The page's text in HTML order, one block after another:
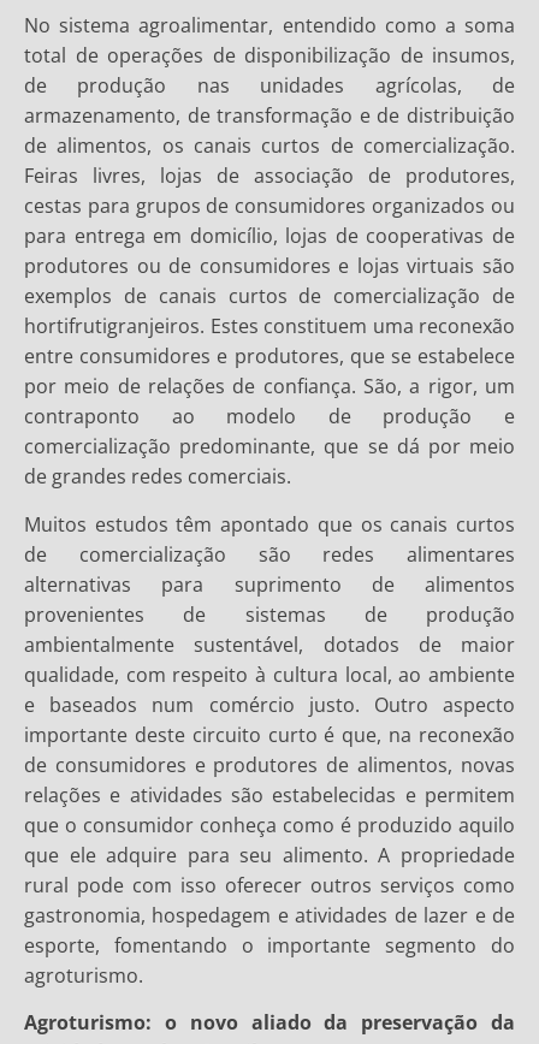
No sistema agroalimentar, entendido como a soma
total de operações de disponibilização de insumos,
de produção nas unidades agrícolas, de
armazenamento, de transformação e de distribuição
de alimentos, os canais curtos de comercialização.
Feiras livres, lojas de associação de produtores,
cestas para grupos de consumidores organizados ou
para entrega em domicílio, lojas de cooperativas de
produtores ou de consumidores e lojas virtuais são
exemplos de canais curtos de comercialização de
hortifrutigranjeiros. Estes constituem uma reconexão
entre consumidores e produtores, que se estabelece
por meio de relações de confiança. São, a rigor, um
contraponto ao modelo de produção e
comercialização predominante, que se dá por meio
de grandes redes comerciais.
Muitos estudos têm apontado que os canais curtos
de comercialização são redes alimentares
alternativas para suprimento de alimentos
provenientes de sistemas de produção
ambientalmente sustentável, dotados de maior
qualidade, com respeito à cultura local, ao ambiente
e baseados num comércio justo. Outro aspecto
importante deste circuito curto é que, na reconexão
de consumidores e produtores de alimentos, novas
relações e atividades são estabelecidas e permitem
que o consumidor conheça como é produzido aquilo
que ele adquire para seu alimento. A propriedade
rural pode com isso oferecer outros serviços como
gastronomia, hospedagem e atividades de lazer e de
esporte, fomentando o importante segmento do
agroturismo.
Agroturismo: o novo aliado da preservação da